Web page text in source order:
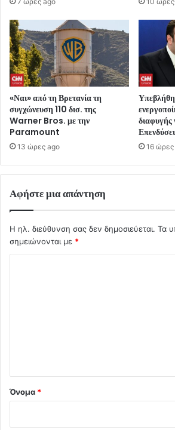
«Ναι» από τη Βρετανία τη
συγχώνευση 110 δισ. της
Warner Bros. με την
Paramount
13 ώρες ago
διαφυγής
16
Αφήστε μια απάντηση
Η ηλ. διεύθυνση σας δεν δημοσιεύεται. Τα
σημειώνονται με *
Όνομα *